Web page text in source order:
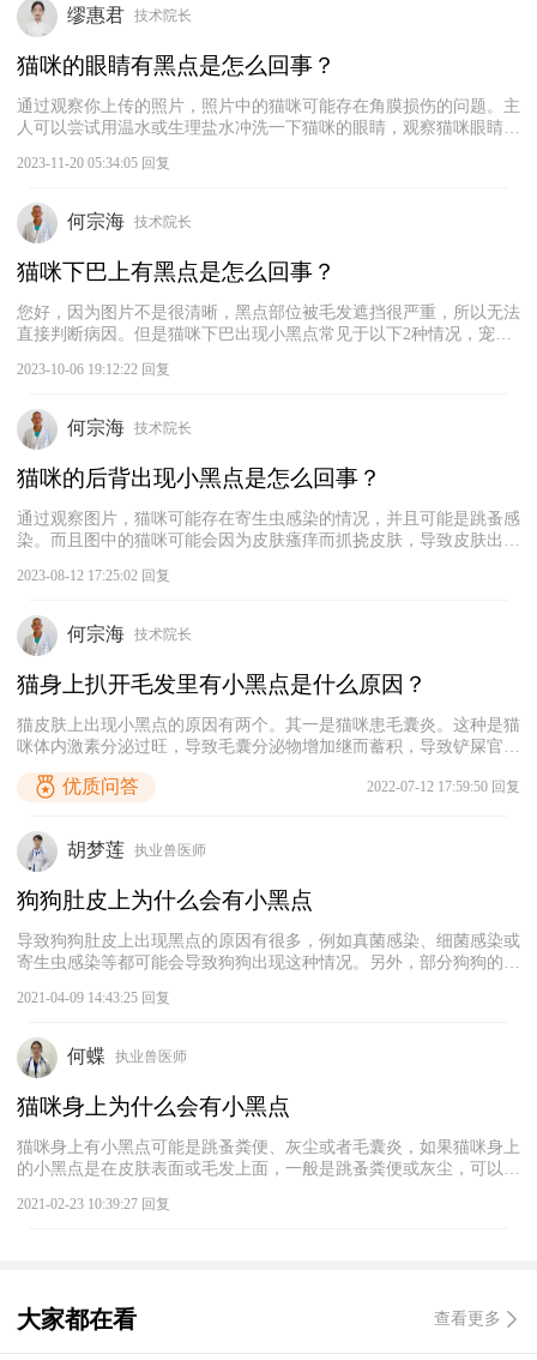
缪惠君 技术院长
猫咪的眼睛有黑点是怎么回事？
通过观察你上传的照片，照片中的猫咪可能存在角膜损伤的问题。主
人可以尝试用温水或生理盐水冲洗一下猫咪的眼睛，观察猫咪眼睛上
黑点，建议及时带猫咪去宠物医院检查一下眼睛。确定具体病因，进
膜穿孔等，不同病因的治疗方法不同，需要根据病因进行对症治疗。
2023-11-20 05:34:05 回复
何宗海 技术院长
猫咪下巴上有黑点是怎么回事？
您好，因为图片不是很清晰，黑点部位被毛发遮挡很严重，所以无法
直接判断病因。但是猫咪下巴出现小黑点常见于以下2种情况，宠主
黑下巴的症状，也就是毛囊炎，这种情况一般是猫粮太油腻、猫碗太
碗，且注意不要用塑料碗给猫咪喂食。另外，可以使用洗必泰给猫咪
清洗下巴部位，每天两次，同时搭配一些抗生素软膏治疗。其次，如
果猫咪的毛发中间有小黑点，可能是感染了跳蚤，这种情况需要及时
给猫咪驱虫，然后使用一些宠物灭菌类皮肤药进行治疗。
2023-10-06 19:12:22 回复
何宗海 技术院长
猫咪的后背出现小黑点是怎么回事？
通过观察图片，猫咪可能存在寄生虫感染的情况，并且可能是跳蚤感
染。而且图中的猫咪可能会因为皮肤瘙痒而抓挠皮肤，导致皮肤出现
黑点变红，即可判定为跳蚤。如果猫咪的身上寄生跳蚤，那就要及时
戴上伊丽莎白圈。此外，主人还需要适当地清洁、消毒猫咪的生活环
境，以彻底驱除寄生虫，以免反复感染。
2023-08-12 17:25:02 回复
何宗海 技术院长
猫身上扒开毛发里有小黑点是什么原因？
猫皮肤上出现小黑点的原因有两个。其一是猫咪患毛囊炎。这种是猫
咪体内激素分泌过旺，导致毛囊分泌物增加继而蓄积，导致铲屎官在
抑菌消炎的喷剂进行治疗。其二是猫咪身上有寄生虫了。这种一般是
上的小黑点就是这些跳蚤的排泄物了。这也说明主人要帮猫咪体内外
驱虫了。
优质问答 2022-07-12 17:59:50 回复
胡梦莲 执业兽医师
狗狗肚皮上为什么会有小黑点
导致狗狗肚皮上出现黑点的原因有很多，例如真菌感染、细菌感染或
寄生虫感染等都可能会导致狗狗出现这种情况。另外，部分狗狗的皮
果养的是斑点狗，那么它的皮肤天生有黑色的斑点。因此，当发现狗
是皮肤病，需及时带狗狗去宠物医院检查治疗。
2021-04-09 14:43:25 回复
何蝶 执业兽医师
猫咪身上为什么会有小黑点
猫咪身上有小黑点可能是跳蚤粪便、灰尘或者毛囊炎，如果猫咪身上
的小黑点是在皮肤表面或毛发上面，一般是跳蚤粪便或灰尘，可以直
皮肤里面，就有可能是皮肤油脂分泌过多形成的毛囊炎，有点类似于
2021-02-23 10:39:27 回复
大家都在看 查看更多